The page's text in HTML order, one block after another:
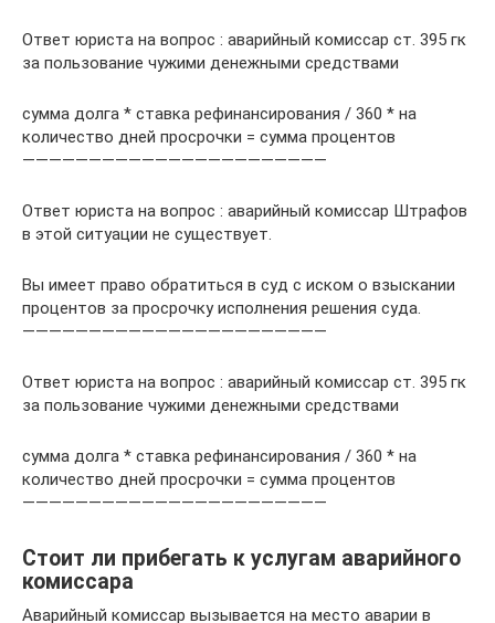
Ответ юриста на вопрос : аварийный комиссар ст. 395 гк
за пользование чужими денежными средствами
сумма долга * ставка рефинансирования / 360 * на
количество дней просрочки = сумма процентов
———————————————————————
Ответ юриста на вопрос : аварийный комиссар Штрафов
в этой ситуации не существует.
Вы имеет право обратиться в суд с иском о взыскании
процентов за просрочку исполнения решения суда.
———————————————————————
Ответ юриста на вопрос : аварийный комиссар ст. 395 гк
за пользование чужими денежными средствами
сумма долга * ставка рефинансирования / 360 * на
количество дней просрочки = сумма процентов
———————————————————————
Стоит ли прибегать к услугам аварийного
комиссара
Аварийный комиссар вызывается на место аварии в